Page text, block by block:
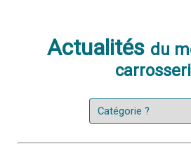
Actualités du